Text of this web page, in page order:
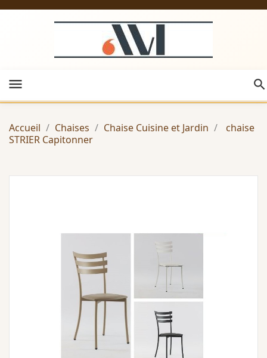
menu
Accueil Chaises Chaise Cuisine et Jardin
chaise
STRIER Capitonner